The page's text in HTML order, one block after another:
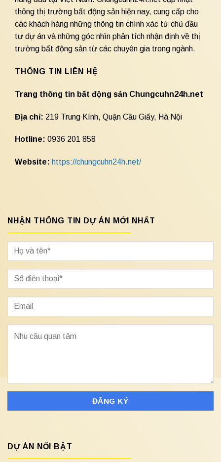
thông thị trường bất động sản hiện nay, cung cấp cho
các khách hàng những thông tin chính xác từ chủ đầu
tư dự án và những góc nhìn phân tích nhận định về thị
trường bất động sản từ các chuyên gia trong ngành.
THÔNG TIN LIÊN HỆ
Trang thông tin bất động sản Chungcuhn24h.net
Địa chỉ: 219 Trung Kính, Quận Cầu Giấy, Hà Nội
Hotline: 0936 201 858
Website: https://chungcuhn24h.net/
NHẬN THÔNG TIN DỰ ÁN MỚI NHẤT
DỰ ÁN NỔI BẬT